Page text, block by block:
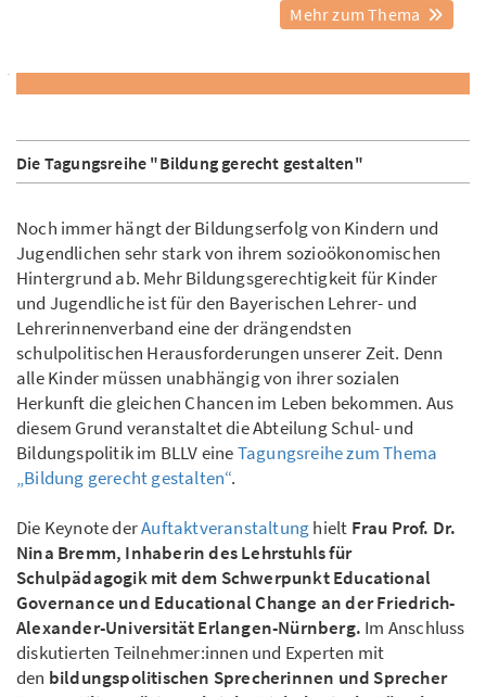
Mehr zum Thema
Die Tagungsreihe "Bildung gerecht gestalten"
Noch immer hängt der Bildungserfolg von Kindern und
Jugendlichen sehr stark von ihrem sozioökonomischen
Hintergrund ab. Mehr Bildungsgerechtigkeit für Kinder
und Jugendliche ist für den Bayerischen Lehrer- und
Lehrerinnenverband eine der drängendsten
schulpolitischen Herausforderungen unserer Zeit. Denn
alle Kinder müssen unabhängig von ihrer sozialen
Herkunft die gleichen Chancen im Leben bekommen. Aus
diesem Grund veranstaltet die Abteilung Schul- und
Bildungspolitik im BLLV eineTagungsreihe zum Thema
„Bildung gerecht gestalten“.
Die Keynote derAuftaktveranstaltunghielt Frau Prof. Dr.
Nina Bremm, Inhaberin des Lehrstuhls für
Schulpädagogik mit dem Schwerpunkt Educational
Governance und Educational Change an der Friedrich-
Alexander-Universität Erlangen-Nürnberg. Im Anschluss
diskutierten Teilnehmer:innen und Experten mit
den bildungspolitischen Sprecherinnen und Sprecher